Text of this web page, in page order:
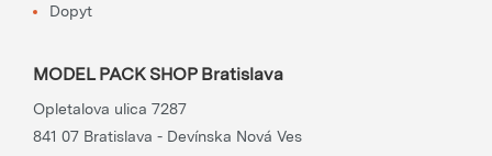
Dopyt
MODEL PACK SHOP Bratislava
Opletalova ulica 7287
841 07 Bratislava - Devínska Nová Ves